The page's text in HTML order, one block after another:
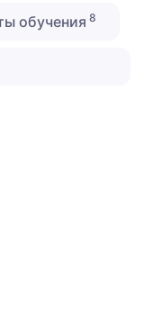
обучения 8